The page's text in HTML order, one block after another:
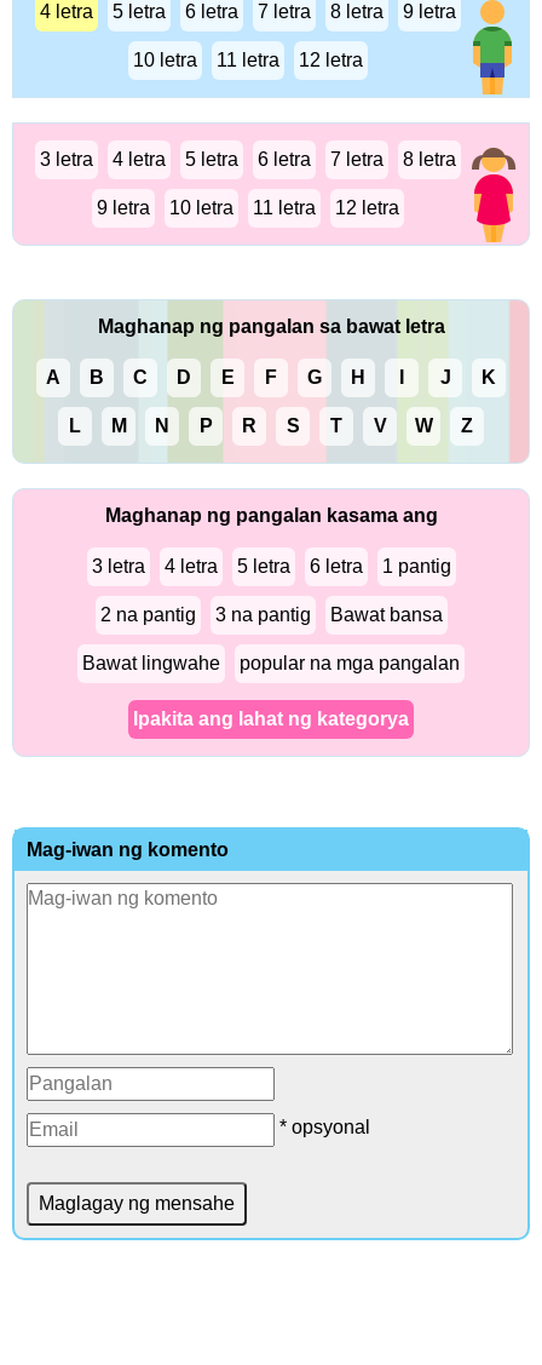
4 letra 5 letra 6 letra 7 letra 8 letra 9 letra
10 letra 11 letra 12 letra
3 letra 4 letra 5 letra 6 letra 7 letra 8 letra
9 letra 10 letra 11 letra 12 letra
Maghanap ng pangalan sa bawat letra
A B C D E F G H J K
L M N P R S T V W Z
Maghanap ng pangalan kasama ang
3 letra 4 letra 5 letra 6 letra 1 pantig
2 na pantig 3 na pantig Bawat bansa
Bawat lingwahe popular na mga pangalan
Ipakita ang lahat ng kategorya
Mag-iwan ng komento
* opsyonal